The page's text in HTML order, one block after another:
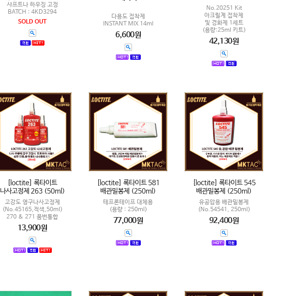
샤프트나 하우징 고정
BATCH : 4KD3294
SOLD OUT
다용도 접착제
INSTANT MIX 14ml
6,600원
No.20251 Kit
아크릴계 접착제
및 경화제 1세트
(용량:25ml 키트)
42,130원
[loctite] 록타이트
나사고정제 263 (50ml)
고강도 영구나사고정제
(No.45165,적색,50ml)
270 & 271 품번통합
13,900원
[loctite] 록타이트 581
배관밀봉제 (250ml)
테프론테이프 대체용
(용량 : 250ml)
77,000원
[loctite] 록타이트 545
배관밀봉제 (250ml)
유공압용 배관밀봉제
(No.54541, 250ml)
92,400원